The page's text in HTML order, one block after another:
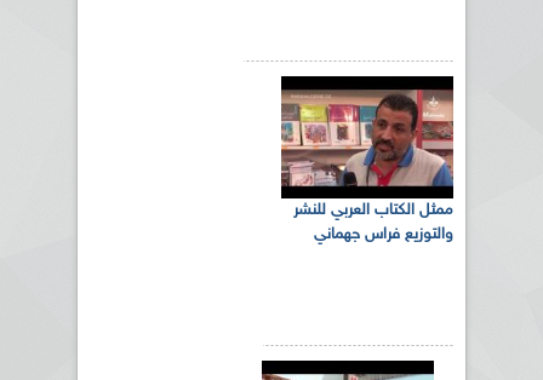
ممثل الكتاب العربي للنشر
والتوزيع فراس جهماني